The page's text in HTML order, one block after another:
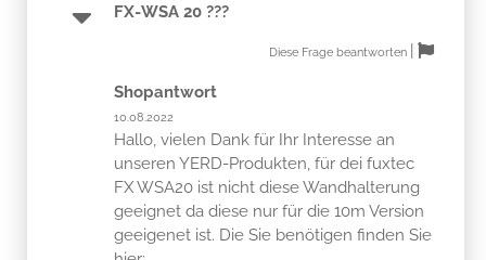
FX-WSA 20 ???
Diese Frage beantworten
Shopantwort
10.08.2022
Hallo, vielen Dank für Ihr Interesse an
unseren YERD-Produkten, für dei fuxtec
FX WSA20 ist nicht diese Wandhalterung
geeignet da diese nur für die 10m Version
geeigenet ist. Die Sie benötigen finden Sie